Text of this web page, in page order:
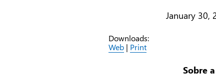
January 30,
Downloads:
Web | Print
Sobre